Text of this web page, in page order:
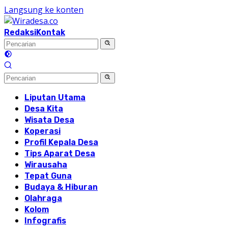
Langsung ke konten
RedaksiKontak
Liputan Utama
Desa Kita
Wisata Desa
Koperasi
Profil Kepala Desa
Tips Aparat Desa
Wirausaha
Tepat Guna
Budaya & Hiburan
Olahraga
Kolom
Infografis